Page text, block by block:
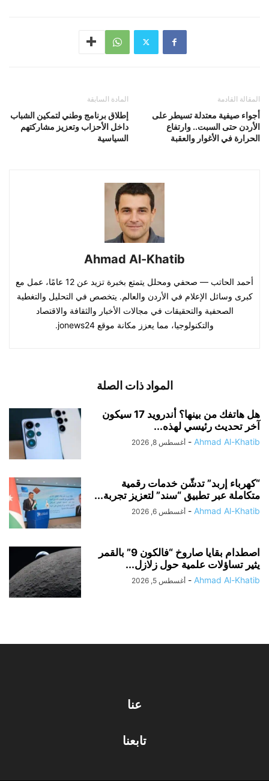
المادة السابقة
إطلاق برنامج وطني لتمكين الشباب
داخل الأحزاب وتعزيز مشاركتهم
السياسية
المقالة القادمة
أجواء صيفية معتدلة تسيطر على
الأردن حتى السبت.. وارتفاع
الحرارة في الأغوار والعقبة
Ahmad Al-Khatib
أحمد الحاتب — صحفي ومحلل يتمتع بخبرة تزيد عن 12 عامًا، عمل مع
كبرى وسائل الإعلام في الأردن والعالم. يتخصص في التحليل والتغطية
الصحفية والتحقيقات في مجالات الأخبار والثقافة والاقتصاد
والتكنولوجيا، مما يعزز مكانة موقع jonews24.
المواد ذات الصلة
هل هاتفك من بينها؟ أندرويد 17 سيكون
آخر تحديث رئيسي لهذه...
Ahmad Al-Khatib
- أغسطس 8, 2026
“كهرباء إربد” تدشّن خدمات رقمية
متكاملة عبر تطبيق “سند” لتعزيز تجربة...
Ahmad Al-Khatib
- أغسطس 6, 2026
اصطدام بقايا صاروخ “فالكون 9” بالقمر
يثير تساؤلات علمية حول زلازل...
Ahmad Al-Khatib
- أغسطس 5, 2026
عنا
تابعنا